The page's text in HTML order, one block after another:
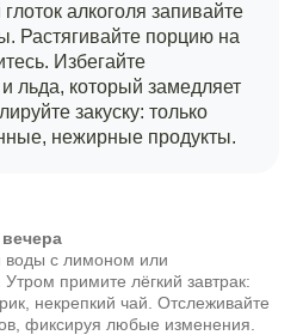
алкоголя запивайте
Растягивайте порцию на
Избегайте
льда, который замедляет
закуску: только
нежирные продукты.
воды с лимоном или
примите лёгкий завтрак:
некрепкий чай. Отслеживайте
фиксируя любые изменения.